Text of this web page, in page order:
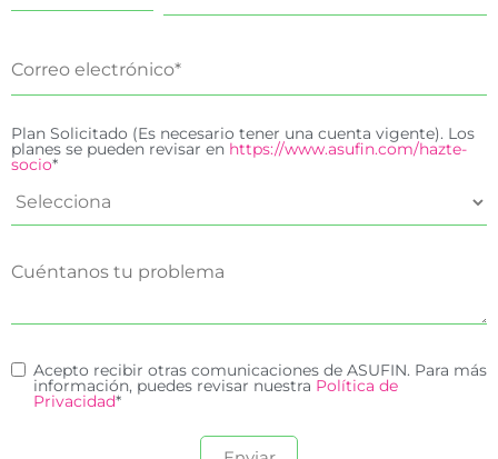
Plan Solicitado (Es necesario tener una cuenta vigente). Los
planes se pueden revisar en https://www.asufin.com/hazte-
socio*
Acepto recibir otras comunicaciones de ASUFIN. Para más
información, puedes revisar nuestra Política de
Privacidad*